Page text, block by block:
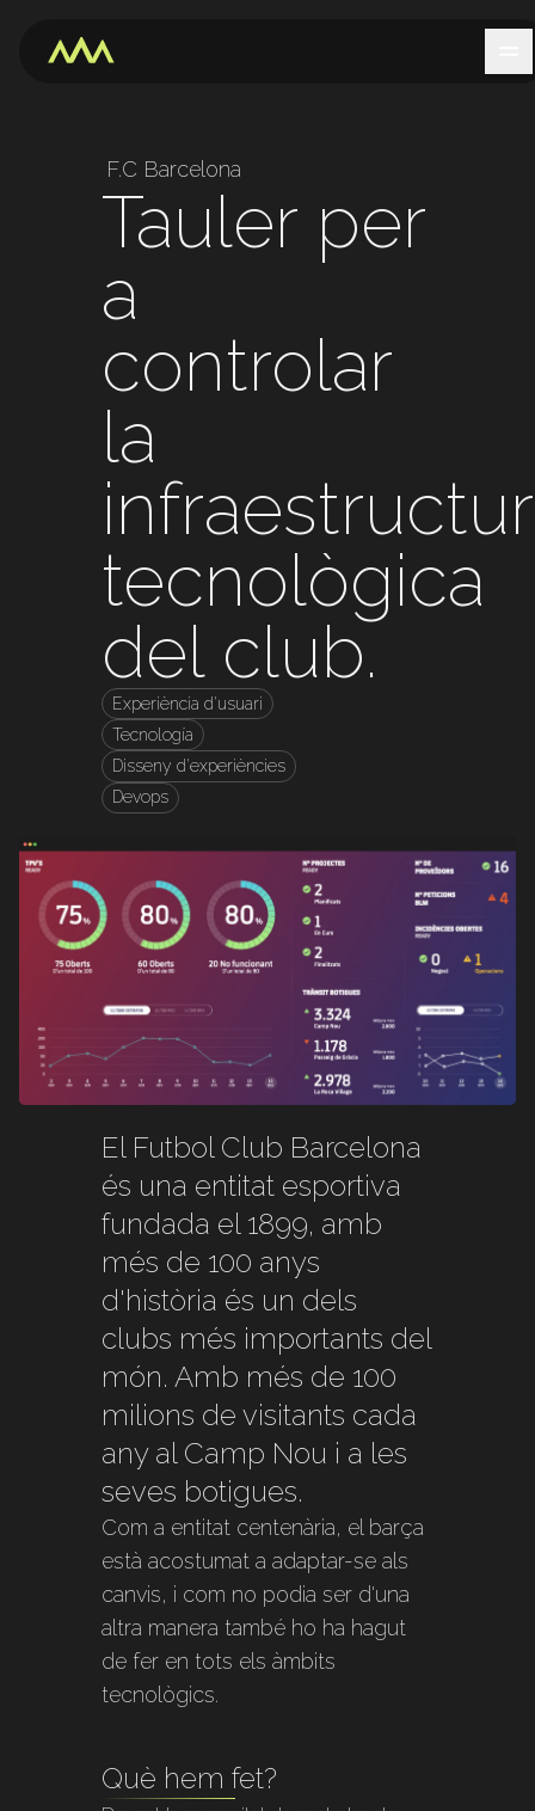
F.C Barcelona
Tauler per
a
controlar
la
tecnològica
del club.
Experiència d'usuari
Tecnología
Disseny d'experiències
Devops
El Futbol Club Barcelona
és una entitat esportiva
fundada el 1899, amb
més de 100 anys
d'història és un dels
clubs més importants del
món. Amb més de 100
milions de visitants cada
any al Camp Nou i a les
seves botigues.
Com a entitat centenària, el barça
està acostumat a adaptar-se als
canvis, i com no podia ser d'una
altra manera també ho ha hagut
de fer en tots els àmbits
tecnològics.
Què hem fet?